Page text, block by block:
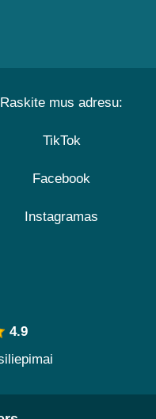
Raskite mus adresu:
TikTok
Facebook
Instagramas
4.9